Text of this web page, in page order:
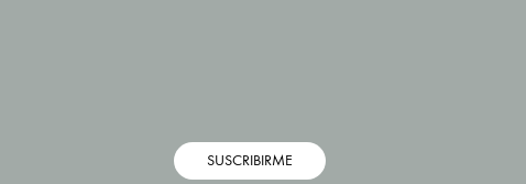
SUSCRIBIRME